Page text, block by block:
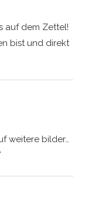
auf dem Zettel!
bist und direkt
weitere bilder…